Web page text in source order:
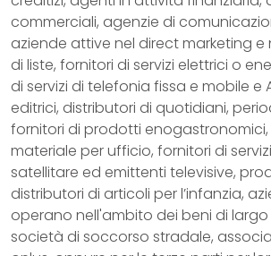
commerciali, agenzie di
aziende attive nel direct marketing e
di liste, fornitori di servizi elettrici o
di servizi di telefonia fissa e mobile e
editrici, distributori di quotidiani,
fornitori di prodotti
materiale per ufficio, fornitori di
satellitare ed emittenti televisive,
distributori di articoli per l’infanzia,
operano nell'ambito dei beni di
società di soccorso stradale,